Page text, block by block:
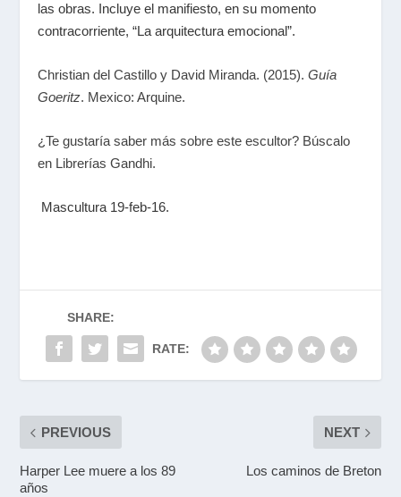
las obras. Incluye el manifiesto, en su momento
contracorriente, “La arquitectura emocional”.
Christian del Castillo y David Miranda. (2015).Guía
Goeritz. Mexico: Arquine.
¿Te gustaría saber más sobre este escultor? Búscalo
en Librerías Gandhi.
Mascultura 19-feb-16.
SHARE:
RATE:
PREVIOUS
Harper Lee muere a los 89
años
NEXT
Los caminos de Breton